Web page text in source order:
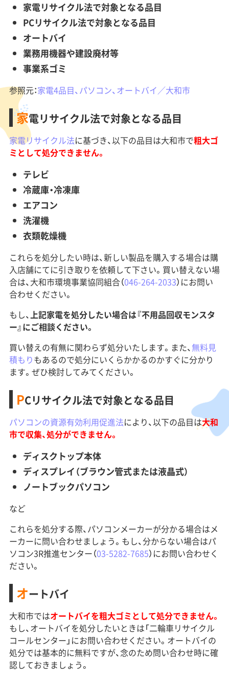
家電リサイクル法で対象となる品目
PCリサイクル法で対象となる品目
オートバイ
業務用機器や建設廃材等
事業系ゴミ
参照元：家電4品目、パソコン、オートバイ／大和市
家電リサイクル法で対象となる品目
家電リサイクル法に基づき、以下の品目は大和市で粗大ゴ
ミとして処分できません。
テレビ
冷蔵庫・冷凍庫
エアコン
洗濯機
衣類乾燥機
これらを処分したい時は、新しい製品を購入する場合は購
入店舗にてに引き取りを依頼して下さい。買い替えない場
合は、大和市環境事業協同組合（046-264-2033）にお問い
合わせください。
もし、上記家電を処分したい場合は『不用品回収モンスタ
ー』にご相談ください。
買い替えの有無に関わらず処分いたします。また、無料見
積もりもあるので処分にいくらかかるのかすぐに分かり
ます。ぜひ検討してみてください。
PCリサイクル法で対象となる品目
パソコンの資源有効利用促進法により、以下の品目は大和
市で収集、処分ができません。
ディスクトップ本体
ディスプレイ（ブラウン管式または液晶式）
ノートブックパソコン
など
これらを処分する際、パソコンメーカーが分かる場合はメ
ーカーに問い合わせましょう。もし、分からない場合はパ
ソコン3R推進センター（03-5282-7685）にお問い合わせく
ださい。
オートバイ
大和市ではオートバイを粗大ゴミとして処分できません。
もし、オートバイを処分したいときは「二輪車リサイクル
コールセンター」にお問い合わせください。オートバイの
処分では基本的に無料ですが、念のため問い合わせ時に確
認しておきましょう。